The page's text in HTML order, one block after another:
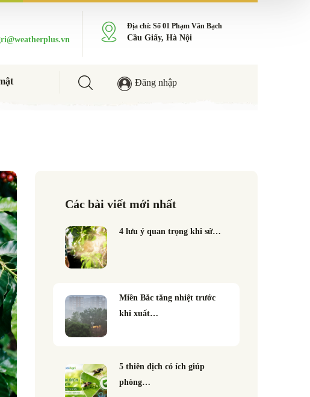
Địa chỉ: Số 01 Phạm Văn Bạch
Cầu Giấy, Hà Nội
Đăng nhập
Các bài viết mới nhất
4 lưu ý quan trọng khi sử…
Miền Bắc tăng nhiệt trước
khi xuất…
5 thiên địch có ích giúp
phòng…